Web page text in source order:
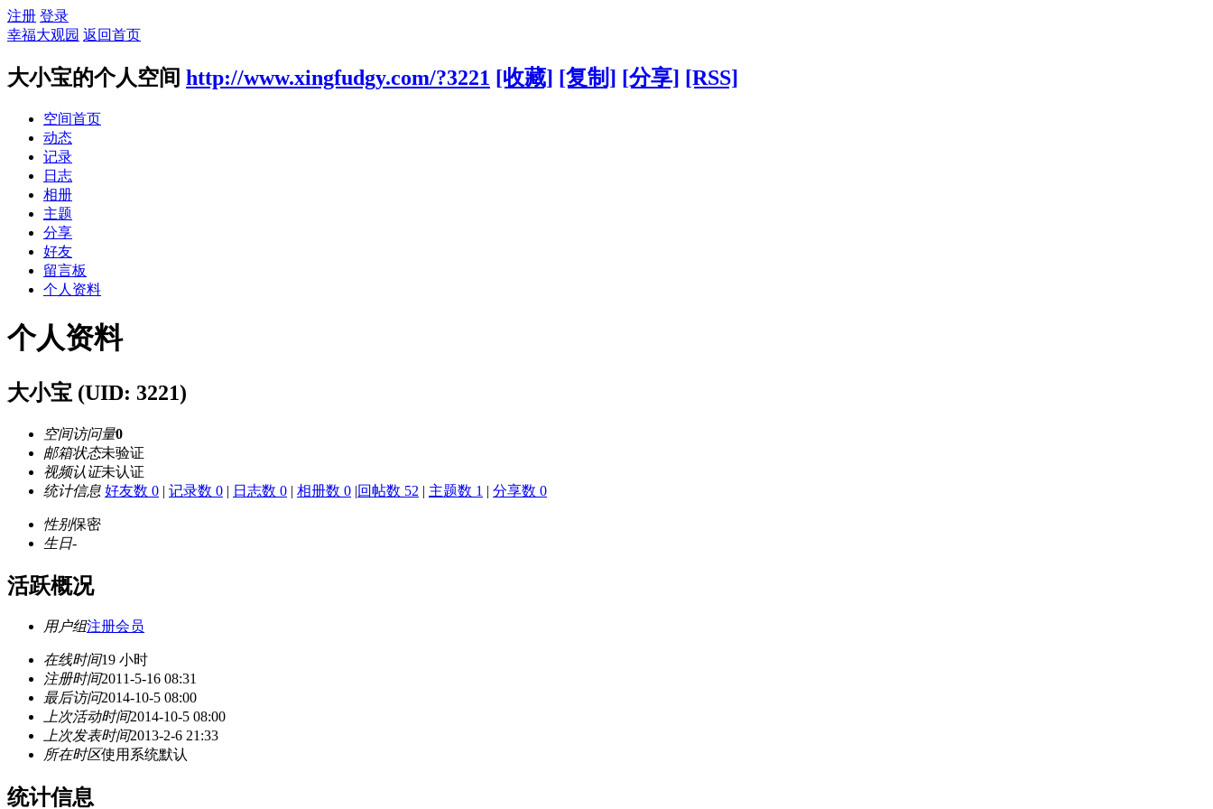
注册 登录
幸福大观园 返回首页
大小宝的个人空间 http://www.xingfudgy.com/?3221 [收藏] [复制] [分享] [RSS]
空间首页
动态
记录
日志
相册
主题
分享
好友
留言板
个人资料
个人资料
大小宝 (UID: 3221)
空间访问量0
邮箱状态未验证
视频认证未认证
统计信息 好友数 0 | 记录数 0 | 日志数 0 | 相册数 0 |回帖数 52 | 主题数 1 | 分享数 0
性别保密
生日-
活跃概况
用户组注册会员
在线时间19 小时
注册时间2011-5-16 08:31
最后访问2014-10-5 08:00
上次活动时间2014-10-5 08:00
上次发表时间2013-2-6 21:33
所在时区使用系统默认
统计信息